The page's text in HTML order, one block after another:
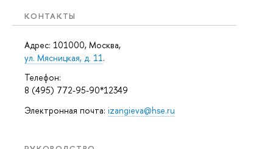
КОНТАКТЫ
Адрес: 101000, Москва,
ул. Мясницкая, д. 11.
Телефон:
8 (495) 772-95-90*12349
Электронная почта: izangieva@hse.ru